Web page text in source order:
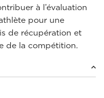
à l’évaluation
pour une
de récupération et
de la compétition.